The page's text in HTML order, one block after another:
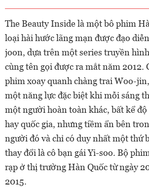
The Beauty Inside là một bô phim
loại hài hước lãng mạn được đạo
joon, dựa trên một series truyền
cùng tên gọi được ra mắt năm 2012.
phim xoay quanh chàng trai Woo-
một năng lực đặc biệt khi mỗi sáng
một người hoàn toàn khác, bất kể
hay quốc gia, nhưng tiềm ẩn bên
người đó và chỉ có duy nhất một thứ
thay đổi là cô bạn gái Yi-soo. Bộ
rạp ở thị trường Hàn Quốc từ ngày
2015.